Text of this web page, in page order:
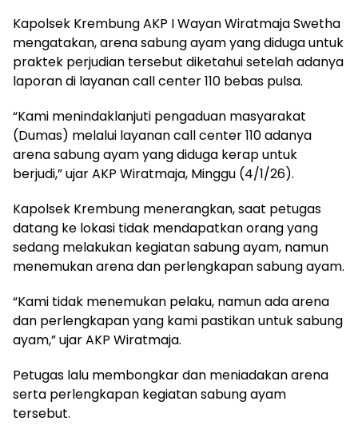
Kapolsek Krembung AKP I Wayan Wiratmaja Swetha
mengatakan, arena sabung ayam yang diduga untuk
praktek perjudian tersebut diketahui setelah adanya
laporan di layanan call center 110 bebas pulsa.
“Kami menindaklanjuti pengaduan masyarakat
(Dumas) melalui layanan call center 110 adanya
arena sabung ayam yang diduga kerap untuk
berjudi,” ujar AKP Wiratmaja, Minggu (4/1/26).
Kapolsek Krembung menerangkan, saat petugas
datang ke lokasi tidak mendapatkan orang yang
sedang melakukan kegiatan sabung ayam, namun
menemukan arena dan perlengkapan sabung ayam.
“Kami tidak menemukan pelaku, namun ada arena
dan perlengkapan yang kami pastikan untuk sabung
ayam,” ujar AKP Wiratmaja.
Petugas lalu membongkar dan meniadakan arena
serta perlengkapan kegiatan sabung ayam
tersebut.